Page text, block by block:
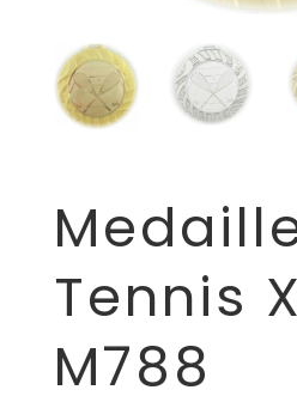
Tennis
M788